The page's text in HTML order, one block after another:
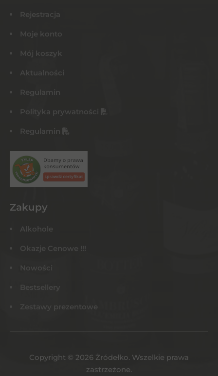
Rejestracja
Moje konto
Mój koszyk
Aktualności
Regulamin
Polityka prywatności
Regulamin
Zakupy
Alkohole
Okazje Cenowe !!!
Nowości
Bestsellery
Zestawy prezentowe
Copyright © 2026 Żródełko. Wszelkie prawa
zastrzeżone.